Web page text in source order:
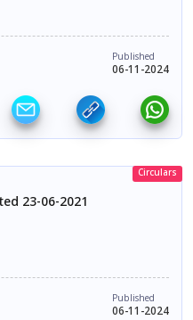
Published
06-11-2024
Circulars
23-06-2021
Published
06-11-2024